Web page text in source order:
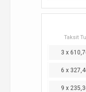
Taksit
3 x
6 x
9 x